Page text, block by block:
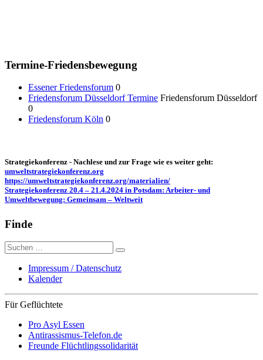
Termine-Friedensbewegung
Essener Friedensforum 0
Friedensforum Düsseldorf Termine Friedensforum Düsseldorf
0
Friedensforum Köln 0
Strategiekonferenz - Nachlese und zur Frage wie es weiter geht:
umweltstrategiekonferenz.org
https://umweltstrategiekonferenz.org/materialien/
Strategiekonferenz 20.4 – 21.4.2024 in Potsdam: Arbeiter- und
Umweltbewegung: Gemeinsam – Weltweit
Finde
Suche
nach:
Impressum / Datenschutz
Kalender
Für Geflüchtete
Pro Asyl Essen
Antirassismus-Telefon.de
Freunde Flüchtlingssolidarität